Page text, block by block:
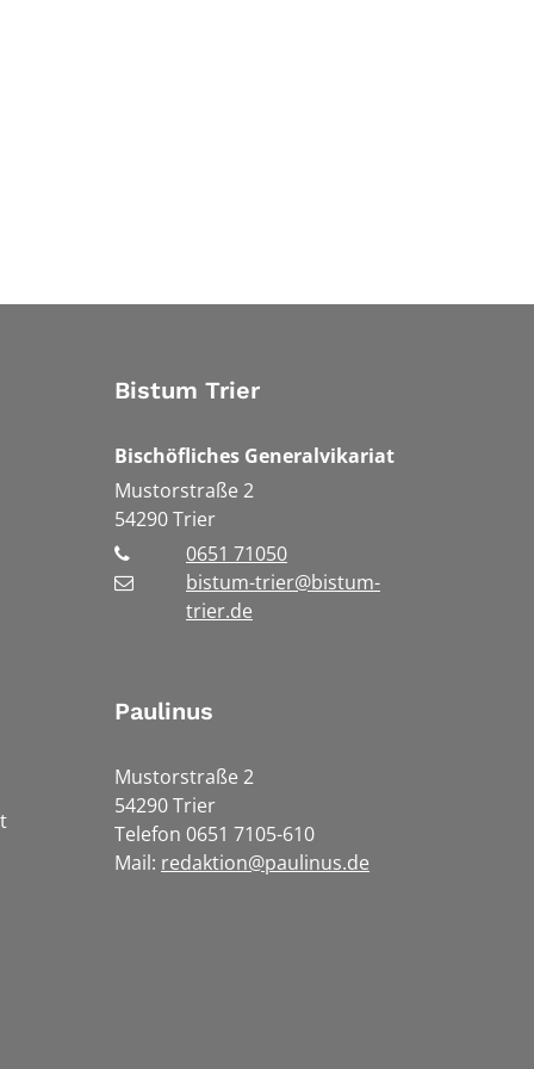
Bistum Trier
Bischöfliches Generalvikariat
Mustorstraße 2
54290Trier
0651 71050
bistum-trier@bistum-
trier.de
Paulinus
Mustorstraße 2
54290 Trier
Telefon 0651 7105-610
Mail: redaktion@paulinus.de